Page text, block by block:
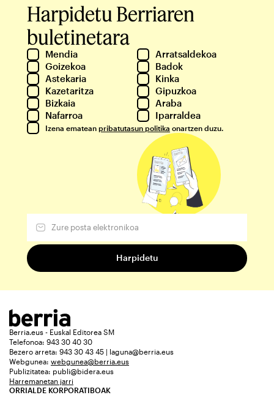
Harpidetu Berriaren
buletinetara
Mendia
Arratsaldekoa
Goizekoa
Badok
Astekaria
Kinka
Kazetaritza
Gipuzkoa
Bizkaia
Araba
Nafarroa
Iparraldea
Izena ematean pribatutasun politika onartzen duzu.
Berria.eus - Euskal Editorea SM
Telefonoa: 943 30 40 30
Bezero arreta: 943 30 43 45 | laguna@berria.eus
Webgunea: webgunea@berria.eus
Publizitatea: publi@bidera.eus
Harremanetan jarri
ORRIALDE KORPORATIBOAK